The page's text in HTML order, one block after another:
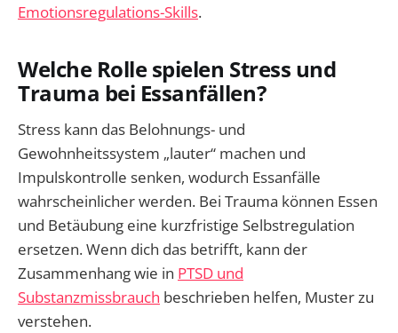
Emotionsregulations-Skills.
Welche Rolle spielen Stress und
Trauma bei Essanfällen?
Stress kann das Belohnungs- und
Gewohnheitssystem „lauter“ machen und
Impulskontrolle senken, wodurch Essanfälle
wahrscheinlicher werden. Bei Trauma können Essen
und Betäubung eine kurzfristige Selbstregulation
ersetzen. Wenn dich das betrifft, kann der
Zusammenhang wie in PTSD und
Substanzmissbrauch beschrieben helfen, Muster zu
verstehen.